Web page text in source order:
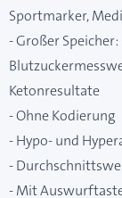
Sportmarker,
- Großer
Ketonresultate
- Ohne Kodierung
- Hypo- und
-
- Mit